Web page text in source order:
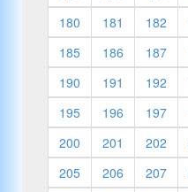
180
181 182
185
186 187
190
191 192
195
196 197
200
201 202
205
206 207